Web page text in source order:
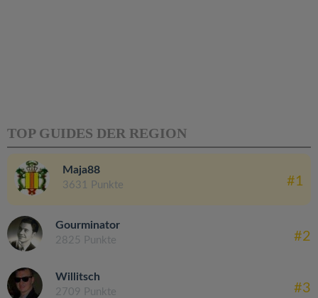
TOP GUIDES DER REGION
Maja88
3631 Punkte #1
Gourminator
2825 Punkte #2
Willitsch
2709 Punkte #3